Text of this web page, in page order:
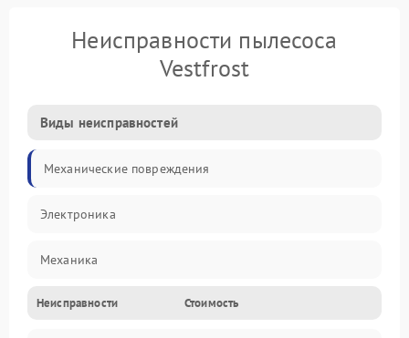
Неисправности пылесоса
Vestfrost
Виды неисправностей
Механические повреждения
Электроника
Механика
Электропитание
Неисправности Стоимость